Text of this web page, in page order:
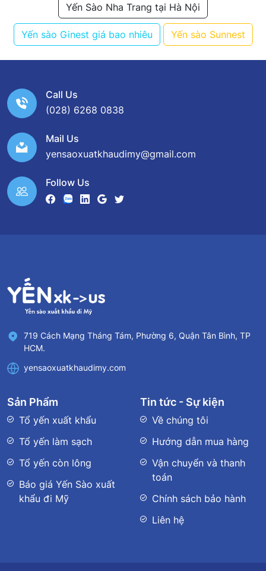
Yến Sào Nha Trang tại Hà Nội
Yến sào Ginest giá bao nhiêu Yến sào Sunnest
Call Us
(028) 6268 0838
Mail Us
yensaoxuatkhaudimy@gmail.com
Follow Us
719 Cách Mạng Tháng Tám, Phường 6, Quận Tân Bình, TP
HCM.
yensaoxuatkhaudimy.com
Sản Phẩm
Tổ yến xuất khẩu
Tổ yến làm sạch
Tổ yến còn lông
Báo giá Yến Sào xuất
khẩu đi Mỹ
Tin tức - Sự kiện
Về chúng tôi
Hướng dẫn mua hàng
Vận chuyển và thanh
toán
Chính sách bảo hành
Liên hệ